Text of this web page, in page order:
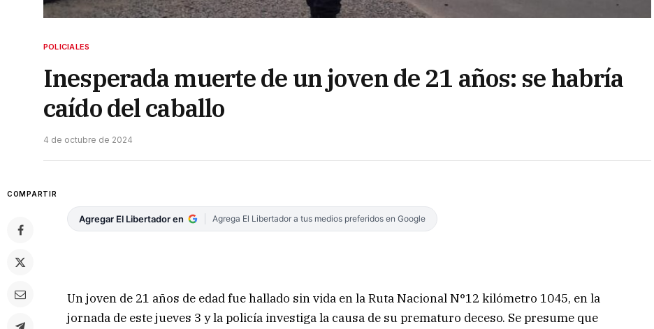
POLICIALES
Inesperada muerte de un joven de 21 años: se habría
caído del caballo
4 de octubre de 2024
COMPARTIR
Agregar El Libertador en Agrega El Libertador a tus medios preferidos en Google
Un joven de 21 años de edad fue hallado sin vida en la Ruta Nacional N°12 kilómetro 1045, en la
jornada de este jueves 3 y la policía investiga la causa de su prematuro deceso. Se presume que